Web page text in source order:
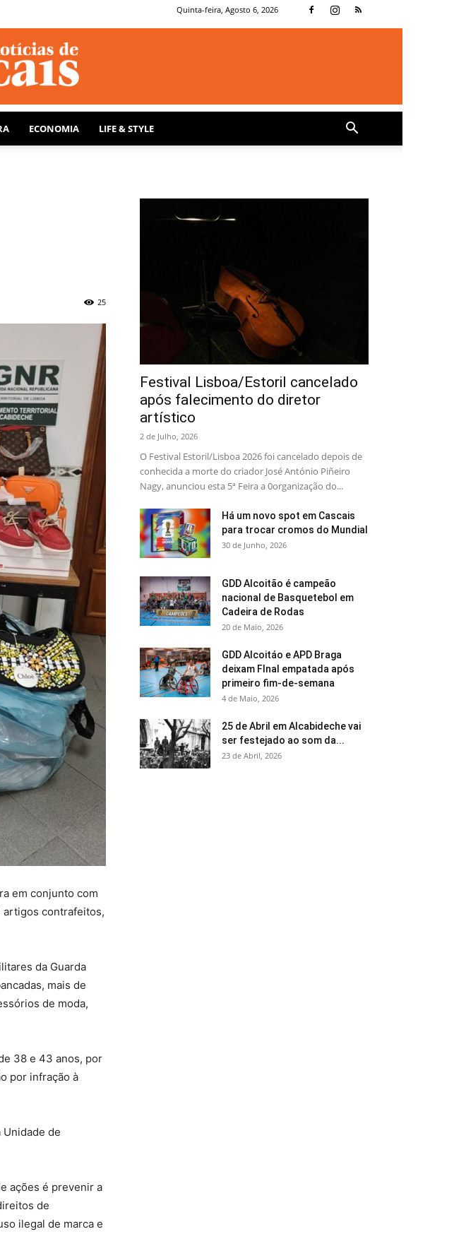
Quinta-feira, Agosto 6, 2026
ECONOMIA LIFE & STYLE
25
em conjunto com
artigos contrafeitos,
da Guarda
mais de
de moda,
38 e 43 anos, por
por infração à
de
ações é prevenir a
de
ilegal de marca e
Festival Lisboa/Estoril cancelado
após falecimento do diretor
artístico
2 de Julho, 2026
O Festival Estoril/Lisboa 2026 foi cancelado depois de
conhecida a morte do criador José António Piñeiro
Nagy, anunciou esta 5ª Feira a 0organização do...
Há um novo spot em Cascais
para trocar cromos do Mundial
30 de Junho, 2026
GDD Alcoitão é campeão
nacional de Basquetebol em
Cadeira de Rodas
20 de Maio, 2026
GDD Alcoitáo e APD Braga
deixam FInal empatada após
primeiro fim-de-semana
4 de Maio, 2026
25 de Abril em Alcabideche vai
ser festejado ao som da...
23 de Abril, 2026